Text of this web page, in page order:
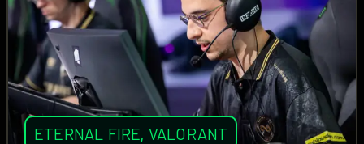
ETERNAL FIRE, VALORANT